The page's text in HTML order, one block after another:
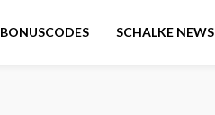
BONUSCODES SCHALKE NEWS